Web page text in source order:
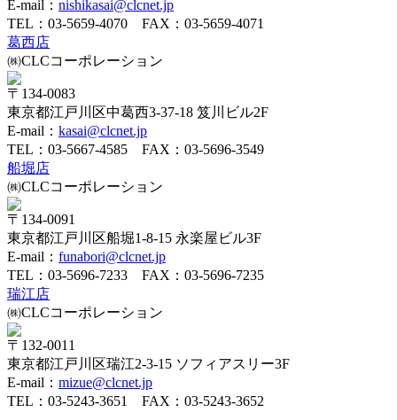
E-mail： nishikasai@clcnet.jp
TEL： 03-5659-4070 FAX：03-5659-4071
葛西店
㈱CLCコーポレーション
〒134-0083
東京都江戸川区中葛西3-37-18 笈川ビル2F
E-mail： kasai@clcnet.jp
TEL： 03-5667-4585 FAX：03-5696-3549
船堀店
㈱CLCコーポレーション
〒134-0091
東京都江戸川区船堀1-8-15 永楽屋ビル3F
E-mail： funabori@clcnet.jp
TEL： 03-5696-7233 FAX：03-5696-7235
瑞江店
㈱CLCコーポレーション
〒132-0011
東京都江戸川区瑞江2-3-15 ソフィアスリー3F
E-mail： mizue@clcnet.jp
TEL： 03-5243-3651 FAX：03-5243-3652